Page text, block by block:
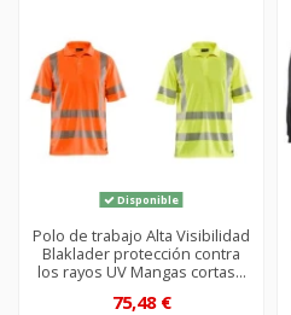
Disponible
Polo de trabajo Alta Visibilidad
Blaklader protección contra
los rayos UV Mangas cortas...
75,48 €